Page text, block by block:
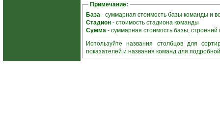
Примечание:
База - суммарная стоимость базы команды и
Стадион - стоимость стадиона команды
Сумма - суммарная стоимость базы,
Используйте названия столбцов для
показателей и названия команд для